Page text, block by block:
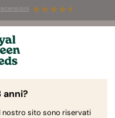
GRATIS per i
anni?
nostro sito sono riservati